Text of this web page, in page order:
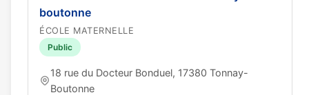
boutonne
ÉCOLE MATERNELLE
Public
18 rue du Docteur Bonduel, 17380 Tonnay-
Boutonne